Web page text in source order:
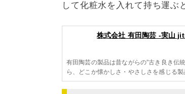
して化粧水を入れて持ち運ぶ
株式会社 有田陶芸 -実山
有田陶芸の製品は昔ながらの”古き良き伝
ら、どこか懐かしさ・やさしさを感じる製